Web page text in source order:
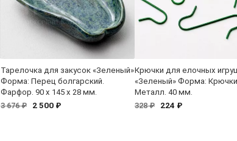
Тарелочка для закусок «Зеленый»
Форма: Перец болгарский.
Фарфор. 90 x 145 x 28 мм.
3 676 ₽
2 500 ₽
Крючки для елочных
«Зеленый» Форма:
Металл. 40 мм.
328 ₽
224 ₽